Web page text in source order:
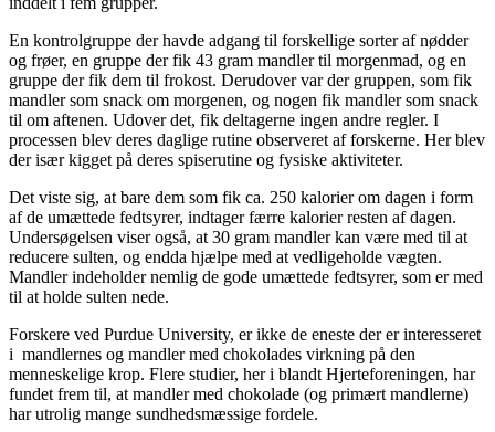
En kontrolgruppe der havde adgang til forskellige sorter af nødder
og frøer, en gruppe der fik 43 gram mandler til morgenmad, og en
gruppe der fik dem til frokost. Derudover var der gruppen, som fik
mandler som snack om morgenen, og nogen fik mandler som snack
til om aftenen. Udover det, fik deltagerne ingen andre regler. I
processen blev deres daglige rutine observeret af forskerne. Her blev
der især kigget på deres spiserutine og fysiske aktiviteter.
Det viste sig, at bare dem som fik ca. 250 kalorier om dagen i form
af de umættede fedtsyrer, indtager færre kalorier resten af dagen.
Undersøgelsen viser også, at 30 gram mandler kan være med til at
reducere sulten, og endda hjælpe med at vedligeholde vægten.
Mandler indeholder nemlig de gode umættede fedtsyrer, som er med
til at holde sulten nede.
Forskere ved Purdue University, er ikke de eneste der er interesseret
i mandlernes og mandler med chokolades virkning på den
menneskelige krop. Flere studier, her i blandt Hjerteforeningen, har
fundet frem til, at mandler med chokolade (og primært mandlerne)
har utrolig mange sundhedsmæssige fordele.